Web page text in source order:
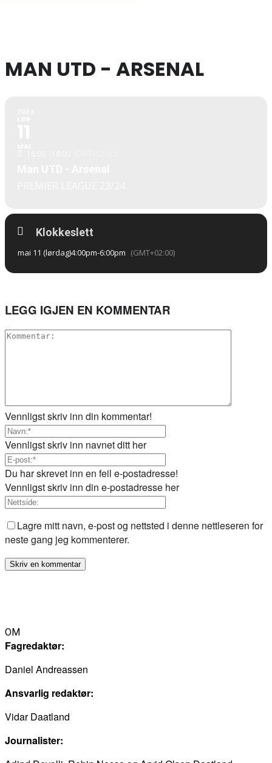
MAN UTD - ARSENAL
Klokkeslett
mai 11 (lørdag)4:00pm-6:00pm (GMT+02:00)
LEGG IGJEN EN KOMMENTAR
Vennligst skriv inn din kommentar!
Vennligst skriv inn navnet ditt her
Du har skrevet inn en feil e-postadresse!
Vennligst skriv inn din e-postadresse her
Lagre mitt navn, e-post og nettsted i denne nettleseren for
neste gang jeg kommenterer.
OM
Fagredaktør:
Daniel Andreassen
Ansvarlig redaktør:
Vidar Daatland
Journalister: